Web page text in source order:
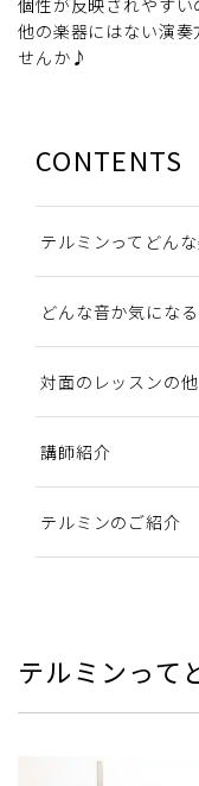
他の楽器にはない演
せんか♪
CONTENTS
テルミンってどんな
どんな音か気になる
対面のレッスンの
講師紹介
テルミンのご紹介
テルミンって